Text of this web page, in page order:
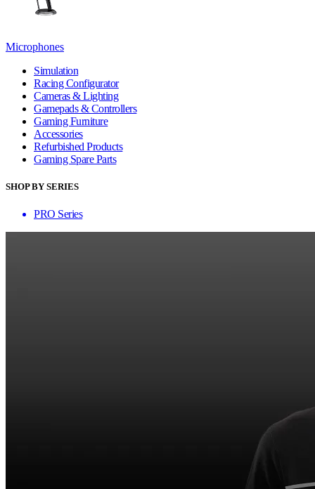
Microphones
Simulation
Racing Configurator
Cameras & Lighting
Gamepads & Controllers
Gaming Furniture
Accessories
Refurbished Products
Gaming Spare Parts
SHOP BY SERIES
PRO Series